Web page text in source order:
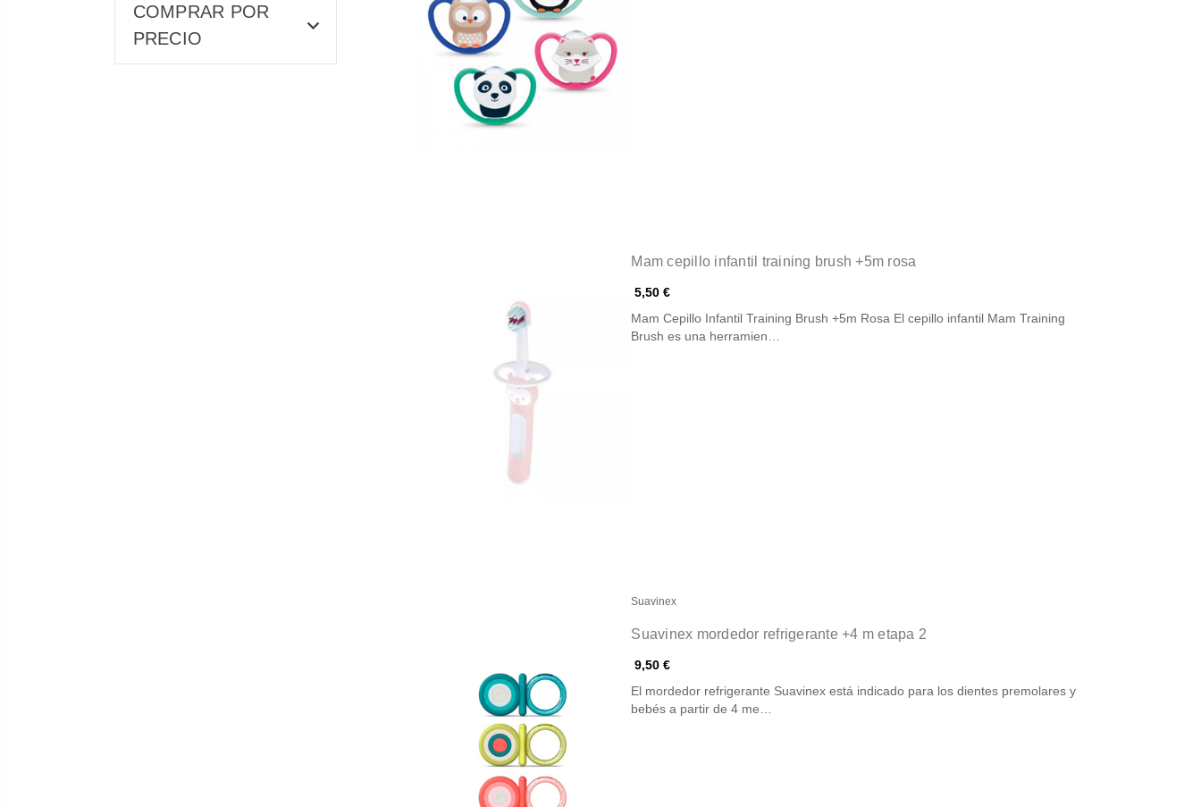
COMPRAR POR
PRECIO
Mam cepillo infantil training brush +5m rosa
5,50 €
Mam Cepillo Infantil Training Brush +5m Rosa El cepillo infantil Mam Training
Brush es una herramien…
Suavinex
Suavinex mordedor refrigerante +4 m etapa 2
9,50 €
El mordedor refrigerante Suavinex está indicado para los dientes premolares y
bebés a partir de 4 me…